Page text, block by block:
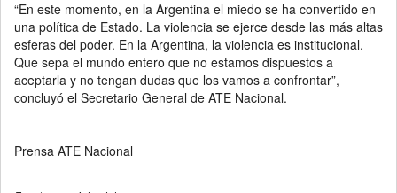
“En este momento, en la Argentina el miedo se ha convertido en
una política de Estado. La violencia se ejerce desde las más altas
esferas del poder. En la Argentina, la violencia es institucional.
Que sepa el mundo entero que no estamos dispuestos a
aceptarla y no tengan dudas que los vamos a confrontar”,
concluyó el Secretario General de ATE Nacional.
Prensa ATE Nacional